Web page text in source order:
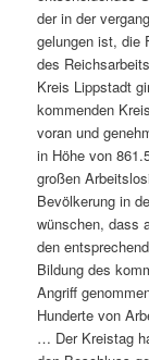
der in der
gelungen ist, die
des
Kreis Lippstadt
kommenden
voran und
in Höhe von
großen
Bevölkerung in
wünschen, dass
den
Bildung des
Angriff
Hunderte von
… Der Kreistag